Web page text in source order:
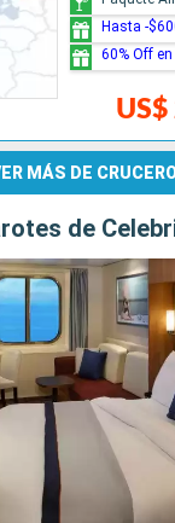
US$
Hasta -
60% Off
MÁS DE
de